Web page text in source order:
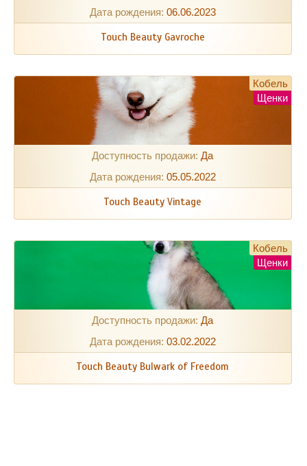
Дата рождения: 06.06.2023
Touch Beauty Gavroche
Кобель
Щенки
Доступность продажи:Да
Дата рождения: 05.05.2022
Touch Beauty Vintage
Кобель
Щенки
Доступность продажи:Да
Дата рождения: 03.02.2022
Touch Beauty Bulwark of Freedom